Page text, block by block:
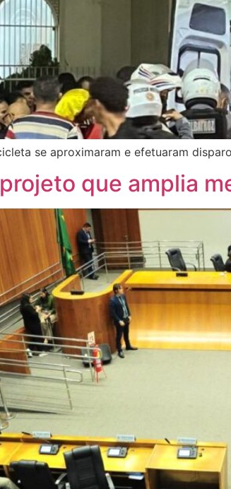
se aproximaram e efetuaram
que amplia